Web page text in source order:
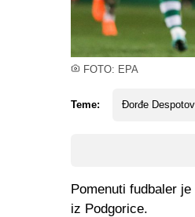
FOTO: EPA
Teme: Đorđe
Pomenuti fudbaler
iz Podgorice.